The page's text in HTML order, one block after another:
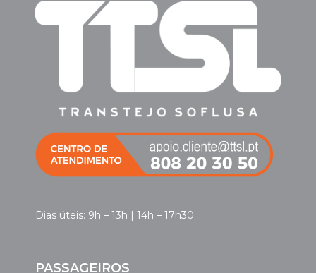
Dias úteis: 9h – 13h | 14h – 17h30
PASSAGEIROS